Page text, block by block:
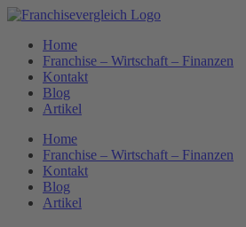
Zum
springenHome
Franchise – Wirtschaft – Finanzen
Kontakt
Blog
Artikel
Home
Franchise – Wirtschaft – Finanzen
Kontakt
Blog
Artikel